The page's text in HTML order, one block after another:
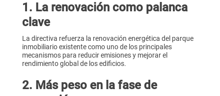
1. La renovación como palanca
clave
La directiva refuerza la renovación energética del parque
inmobiliario existente como uno de los principales
mecanismos para reducir emisiones y mejorar el
rendimiento global de los edificios.
2. Más peso en la fase de